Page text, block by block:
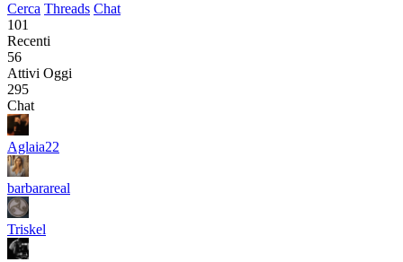
Cerca Threads Chat
101
Recenti
56
Attivi Oggi
295
Chat
Aglaia22
barbarareal
Triskel